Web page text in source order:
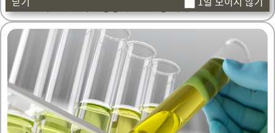
산업분야별 전문화된 경영시스템 인증 서비스